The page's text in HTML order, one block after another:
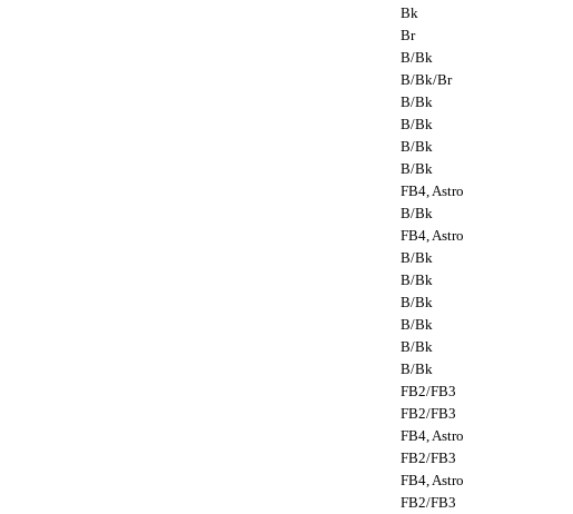
Bk
Br
B/Bk
B/Bk/Br
B/Bk
B/Bk
B/Bk
B/Bk
FB4, Astro
B/Bk
FB4, Astro
B/Bk
B/Bk
B/Bk
B/Bk
B/Bk
B/Bk
FB2/FB3
FB2/FB3
FB4, Astro
FB2/FB3
FB4, Astro
FB2/FB3